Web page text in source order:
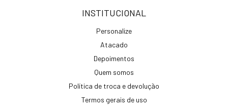
INSTITUCIONAL
Personalize
Atacado
Depoimentos
Quem somos
Política de troca e devolução
Termos gerais de uso